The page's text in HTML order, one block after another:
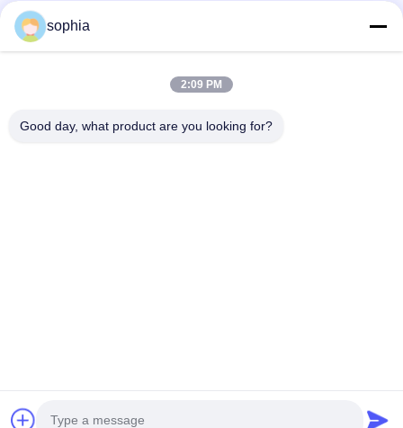
0086-13128969971
2025-2026 Shenzhen Sufei Packaging Co., Ltd. . Alle Rechte
sophia
2:09 PM
Good day, what product are you looking for?